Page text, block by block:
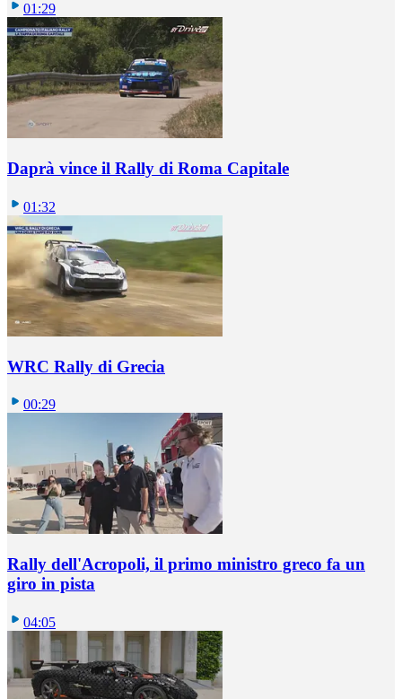
01:29
Daprà vince il Rally di Roma Capitale
01:32
WRC Rally di Grecia
00:29
Rally dell'Acropoli, il primo ministro greco fa un
giro in pista
04:05